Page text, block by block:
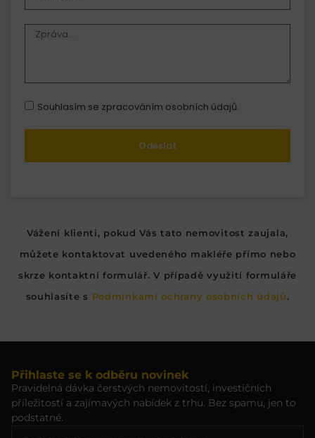
Souhlasím se zpracováním osobních údajů.
Odeslat
Vážení klienti, pokud Vás tato nemovitost zaujala,
můžete kontaktovat uvedeného makléře přímo nebo
skrze kontaktní formulář. V případě využití formuláře
souhlasíte s Podmínkami ochrany osobních údajů.
Přihlaste se k odběru novinek
Pravidelná dávka čerstvých nemovitostí, investičních
příležitostí a zajímavých nabídek z trhu. Bez spamu, jen to
podstatné.